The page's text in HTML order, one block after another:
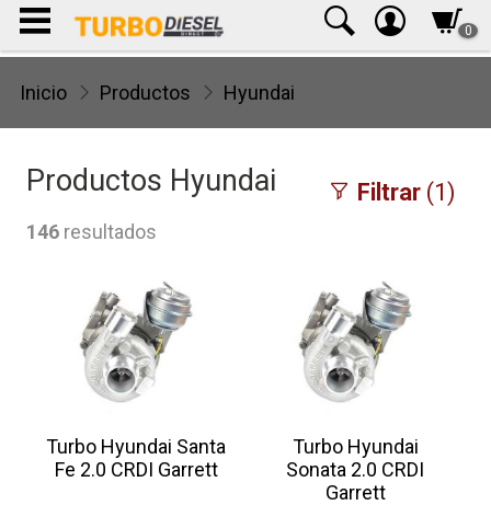
0
Inicio Productos Hyundai
Productos Hyundai Filtrar (1)
146 resultados
Turbo Hyundai Santa
Fe 2.0 CRDI Garrett
Turbo Hyundai
Sonata 2.0 CRDI
Garrett